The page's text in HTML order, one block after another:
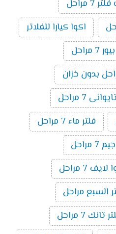
مراحل
اكوا كيارا للفلاتر
بدون خزان
7 مراحل
فلتر ماء 7 مراحل
7 مراحل
السبع مراحل
7 مراحل